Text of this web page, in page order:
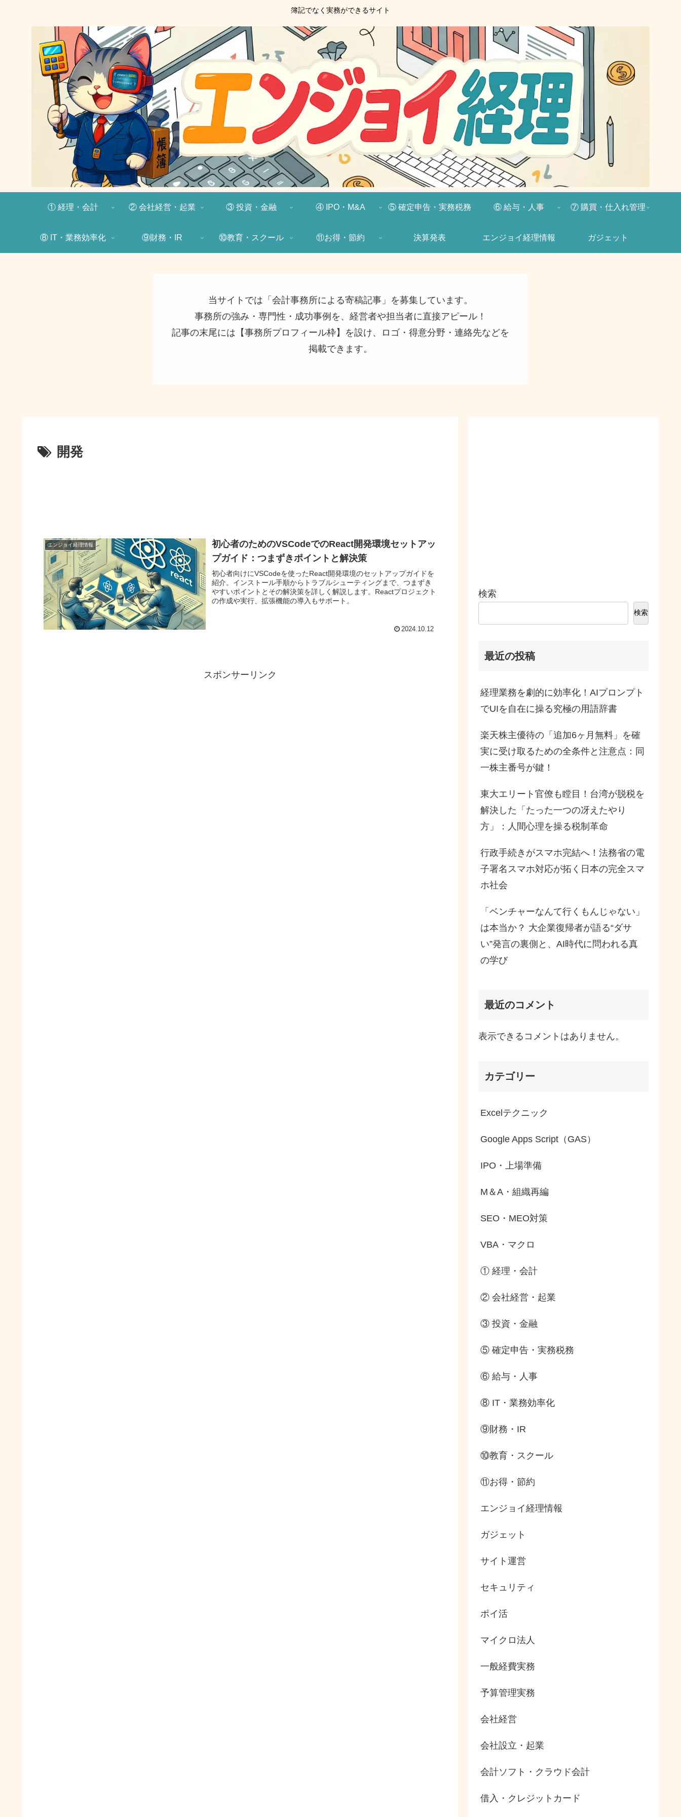
簿記でなく実務ができるサイト
① 経理・会計 ② 会社経営・起業 ③ 投資・金融 ④ IPO・M&A ⑤ 確定申告・実務税務 ⑥ 給与・人事 ⑦ 購買・仕入れ管理
⑧ IT・業務効率化 ⑨財務・IR ⑩教育・スクール ⑪お得・節約 決算発表 エンジョイ経理情報 ガジェット
当サイトでは「会計事務所による寄稿記事」を募集しています。
事務所の強み・専門性・成功事例を、経営者や担当者に直接アピール！
記事の末尾には【事務所プロフィール枠】を設け、ロゴ・得意分野・連絡先などを
掲載できます。
開発
エンジョイ経理情報
初心者のためのVSCodeでのReact開発環境セットアッ
プガイド：つまずきポイントと解決策
初心者向けにVSCodeを使ったReact開発環境のセットアップガイドを
紹介。インストール手順からトラブルシューティングまで、つまずき
やすいポイントとその解決策を詳しく解説します。Reactプロジェクト
の作成や実行、拡張機能の導入もサポート。
2024.10.12
スポンサーリンク
検索
検索
最近の投稿
経理業務を劇的に効率化！AIプロンプト
でUIを自在に操る究極の用語辞書
楽天株主優待の「追加6ヶ月無料」を確
実に受け取るための全条件と注意点：同
一株主番号が鍵！
東大エリート官僚も瞠目！台湾が脱税を
解決した「たった一つの冴えたやり
方」：人間心理を操る税制革命
行政手続きがスマホ完結へ！法務省の電
子署名スマホ対応が拓く日本の完全スマ
ホ社会
「ベンチャーなんて行くもんじゃない」
は本当か？ 大企業復帰者が語る“ダサ
い”発言の裏側と、AI時代に問われる真
の学び
最近のコメント
表示できるコメントはありません。
カテゴリー
Excelテクニック
Google Apps Script（GAS）
IPO・上場準備
M＆A・組織再編
SEO・MEO対策
VBA・マクロ
① 経理・会計
② 会社経営・起業
③ 投資・金融
⑤ 確定申告・実務税務
⑥ 給与・人事
⑧ IT・業務効率化
⑨財務・IR
⑩教育・スクール
⑪お得・節約
エンジョイ経理情報
ガジェット
サイト運営
セキュリティ
ポイ活
マイクロ法人
一般経費実務
予算管理実務
会社経営
会社設立・起業
会計ソフト・クラウド会計
借入・クレジットカード